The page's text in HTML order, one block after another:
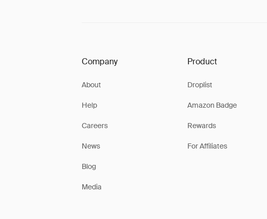
Company
About
Help
Careers
News
Blog
Media
Product
Droplist
Amazon Badge
Rewards
For Affiliates